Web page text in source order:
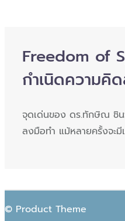
Freedom of
กำเนิดความคิ
จุดเด่นของ ดร.ทักษิณ ชิน
ลงมือทำ แม้หลายครั้งจะมี
© Product Theme